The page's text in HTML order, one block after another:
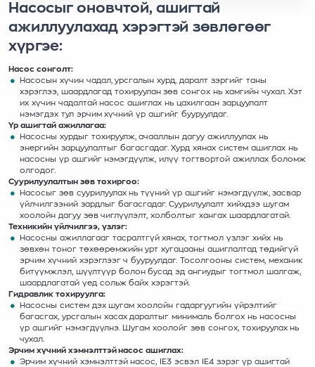
Насосыг оновчтой, ашигтай
ажиллуулахад хэрэгтэй зөвлөгөөг
хүргэе:
Насос сонголт:
Насосын хүчин чадал, урсгалын хурд, даралт зэргийг таны
хэрэглээ, шаардлагад тохируулан зөв сонгох нь хамгийн чухал. Хэт
их хүчин чадалтай насос ашиглах нь цахилгаан зарцуулалт
нэмэгдэх тул эрчим хүчний үр ашгийг бууруулдаг.
Үр ашигтай ажиллагаа:
Насосны хурдыг тохируулж, ачааллын дагуу ажиллуулах нь
энергийн зарцуулалтыг багасгадаг. Хурд хянах систем ашиглах нь
насосны үр ашгийг нэмэгдүүлж, илүү тогтвортой ажиллах боломж
олгодог.
Суурилуулалтын зөв тохиргоо:
Насосыг зөв суурилуулах нь түүний үр ашгийг нэмэгдүүлж, засвар
үйлчилгээний зардлыг багасгадаг. Суурилуулалт хийхдээ шугам
хоолойн дагуу зөв чиглүүлэлт, холболтыг хангах шаардлагатай.
Техникийн үйлчилгээ, үзлэг:
Насосны ажиллагааг тасралтгүй хянах, тогтмол үзлэг хийх нь
зөвхөн тоног төхөөрөмжийн урт хугацааны ашиглалтад төдийгүй
эрчим хүчний хэрэглээг ч бууруулдаг. Тосолгооны систем, механик
битүүмжлэл, шүүлтүүр болон бусад эд ангиудыг тогтмол шалгаж,
шаардлагатай үед сольж байх хэрэгтэй.
Гидравлик тохируулга:
Насосны систем дэх шугам хоолойн гадаргуугийн үйрэлтийг
багасгах, урсгалын хасах даралтыг минималь болгох нь насосны
үр ашгийг нэмэгдүүлнэ. Шугам хоолойг зөв сонгох, тохируулах нь
чухал.
Эрчим хүчний хэмнэлттэй насос ашиглах:
Эрчим хүчний хэмнэлттэй насос, IE3 эсвэл IE4 зэрэг үр ашигтай